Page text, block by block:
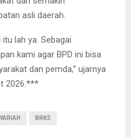
asli daerah.
lah ya. Sebagai
kami agar BPD ini bisa
dan pemda,” ujarnya
2026.***
BRKS